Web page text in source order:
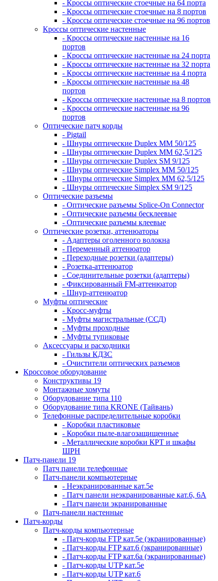
- Кроссы оптические стоечные на 64 порта
- Кроссы оптические стоечные на 8 портов
- Кроссы оптические стоечные на 96 портов
Кроссы оптические настенные
- Кроссы оптические настенные на 16
портов
- Кроссы оптические настенные на 24 порта
- Кроссы оптические настенные на 32 порта
- Кроссы оптические настенные на 4 порта
- Кроссы оптические настенные на 48
портов
- Кроссы оптические настенные на 8 портов
- Кроссы оптические настенные на 96
портов
Оптические патч корды
- Pigtail
- Шнуры оптические Duplex MM 50/125
- Шнуры оптические Duplex MM 62,5/125
- Шнуры оптические Duplex SM 9/125
- Шнуры оптические Simplex MM 50/125
- Шнуры оптические Simplex MM 62,5/125
- Шнуры оптические Simplex SM 9/125
Оптические разъемы
- Оптические разъемы Splice-On Connector
- Оптические разъемы бесклеевые
- Оптические разъемы клеевые
Оптические розетки, аттенюаторы
- Адаптеры оголенного волокна
- Переменный аттенюатор
- Переходные розетки (адаптеры)
- Розетка-аттенюатор
- Соединительные розетки (адаптеры)
- Фиксированный FM-аттенюатор
- Шнур-аттенюатор
Муфты оптические
- Кросс-муфты
- Муфты магистральные (ССД)
- Муфты проходные
- Муфты тупиковые
Аксессуары и расходники
- Гильзы КДЗС
- Очистители оптических разъемов
Кроссовое оборудование
Конструктивы 19
Монтажные хомуты
Оборудование типа 110
Оборудование типа KRONE (Тайвань)
Телефонные распределительные коробки
- Коробки пластиковые
- Коробки пыле-влагозащищенные
- Металлические коробки КРТ и шкафы
ШРН
Патч-панели 19
Патч панели телефонные
Патч-панели компьютерные
- Неэкранированные кат.5е
- Патч панели неэкранированные кат.6, 6А
- Патч панели экранированные
Патч-панели настенные
Патч-корды
Патч-корды компьютерные
- Патч-корды FTP кат.5е (экранированные)
- Патч-корды FTP кат.6 (экранированные)
- Патч-корды FTP кат.6а (экранированные)
- Патч-корды UTP кат.5е
- Патч-корды UTP кат.6